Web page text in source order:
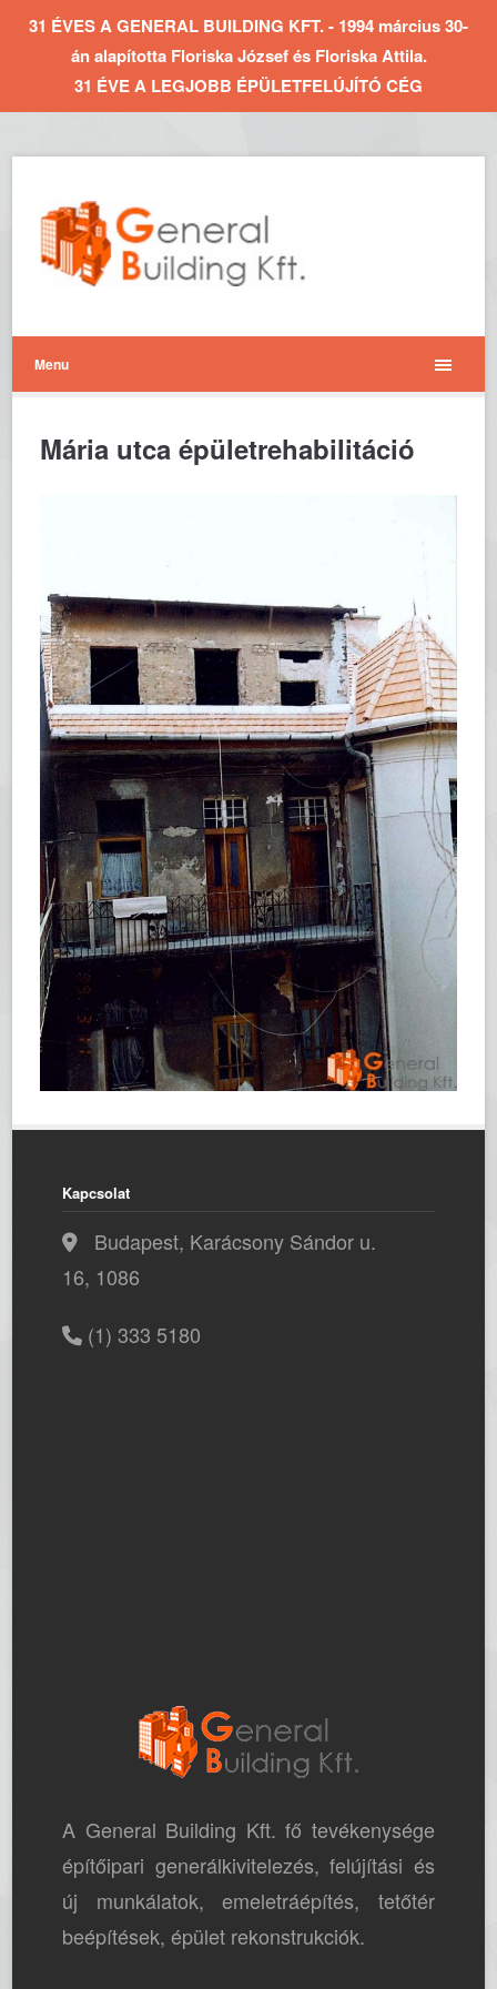
31 ÉVES A GENERAL BUILDING KFT. - 1994 március 30-
án alapította Floriska József és Floriska Attila.
31 ÉVE A LEGJOBB ÉPÜLETFELÚJÍTÓ CÉG
Menu
Mária utca épületrehabilitáció
Kapcsolat
Budapest, Karácsony Sándor u.
16, 1086
(1) 333 5180
A General Building Kft. fő tevékenysége
építőipari generálkivitelezés, felújítási és
új munkálatok, emeletráépítés, tetőtér
beépítések, épület rekonstrukciók.